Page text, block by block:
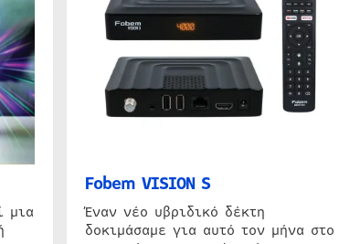
μια
Fobem VISION S
Έναν νέο υβριδικό δέκτη
δοκιμάσαμε για αυτό τον μήνα στο